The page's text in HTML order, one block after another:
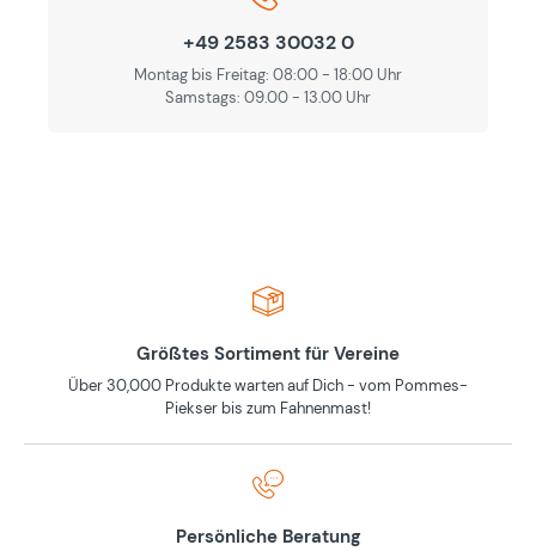
+49 2583 30032 0
Montag bis Freitag: 08:00 - 18:00 Uhr
Samstags: 09.00 - 13.00 Uhr
Größtes Sortiment für Vereine
Über 30,000 Produkte warten auf Dich - vom Pommes-
Piekser bis zum Fahnenmast!
Persönliche Beratung